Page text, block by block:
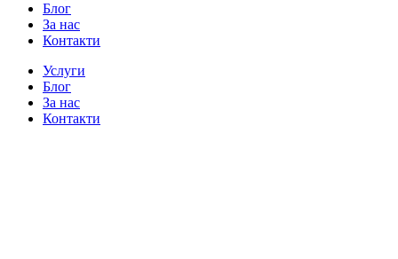
Блог
За нас
Контакти
Услуги
Блог
За нас
Контакти